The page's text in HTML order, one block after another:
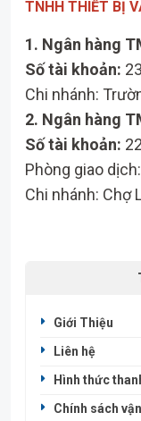
TNHH THIẾT BỊ
1. Ngân hàng
Số tài khoản:
Chi nhánh:
2. Ngân hàng
Số tài khoản:
Phòng giao
Chi nhánh: Chợ
Giới Thiệu
Liên hệ
Hình thức
Chính sách